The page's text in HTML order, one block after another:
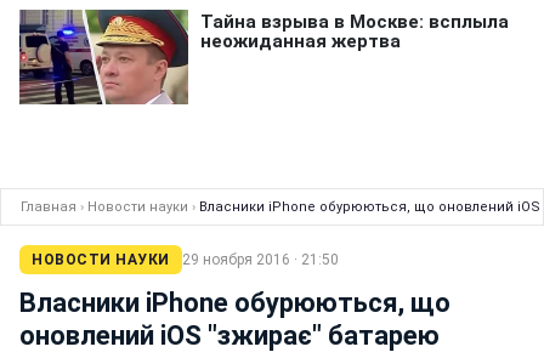
Главная › Новости науки › Власники iPhone обурюються, що оновлений
НОВОСТИ НАУКИ 29 ноября 2016 · 21:50
Власники iPhone обурюються, що
оновлений iOS "зжирає" батарею